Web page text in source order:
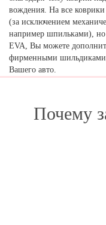
вождения. На все
(за исключением
например шпильками), но
EVA, Вы можете
фирменными шильдиками,
Вашего авто.
Почему